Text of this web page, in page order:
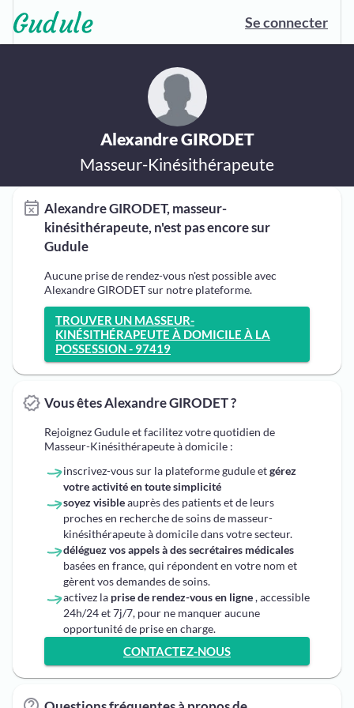
Se connecter
Alexandre GIRODET
Masseur-Kinésithérapeute
Alexandre GIRODET, masseur-
kinésithérapeute, n'est pas encore sur
Gudule
Aucune prise de rendez-vous n'est possible avec
Alexandre GIRODET sur notre plateforme.
TROUVER UN MASSEUR-
KINÉSITHÉRAPEUTE À DOMICILE À LA
POSSESSION - 97419
Vous êtes Alexandre GIRODET ?
Rejoignez Gudule et facilitez votre quotidien de
Masseur-Kinésithérapeute à domicile :
inscrivez-vous sur la plateforme gudule etgérez
votre activité en toute simplicité
soyez visibleauprès des patients et de leurs
proches en recherche de soins de masseur-
kinésithérapeute à domicile dans votre secteur.
déléguez vos appels à des secrétaires médicales
basées en france, qui répondent en votre nom et
gèrent vos demandes de soins.
activez la prise de rendez-vous en ligne, accessible
24h/24 et 7j/7, pour ne manquer aucune
opportunité de prise en charge.
CONTACTEZ-NOUS